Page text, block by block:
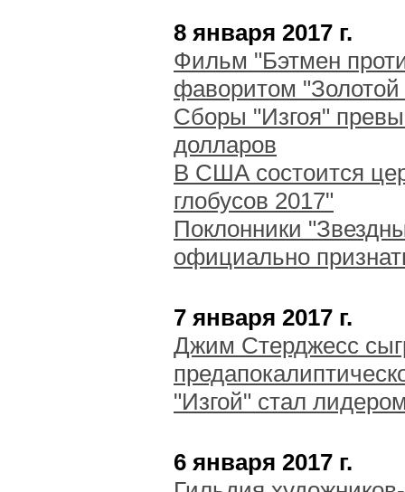
8 января 2017 г.
Фильм "Бэтмен
фаворитом
Сборы "Изгоя"
долларов
В США состоится
глобусов 2017"
Поклонники
официально
7 января 2017 г.
Джим Стерджесс
"Изгой" стал
6 января 2017 г.